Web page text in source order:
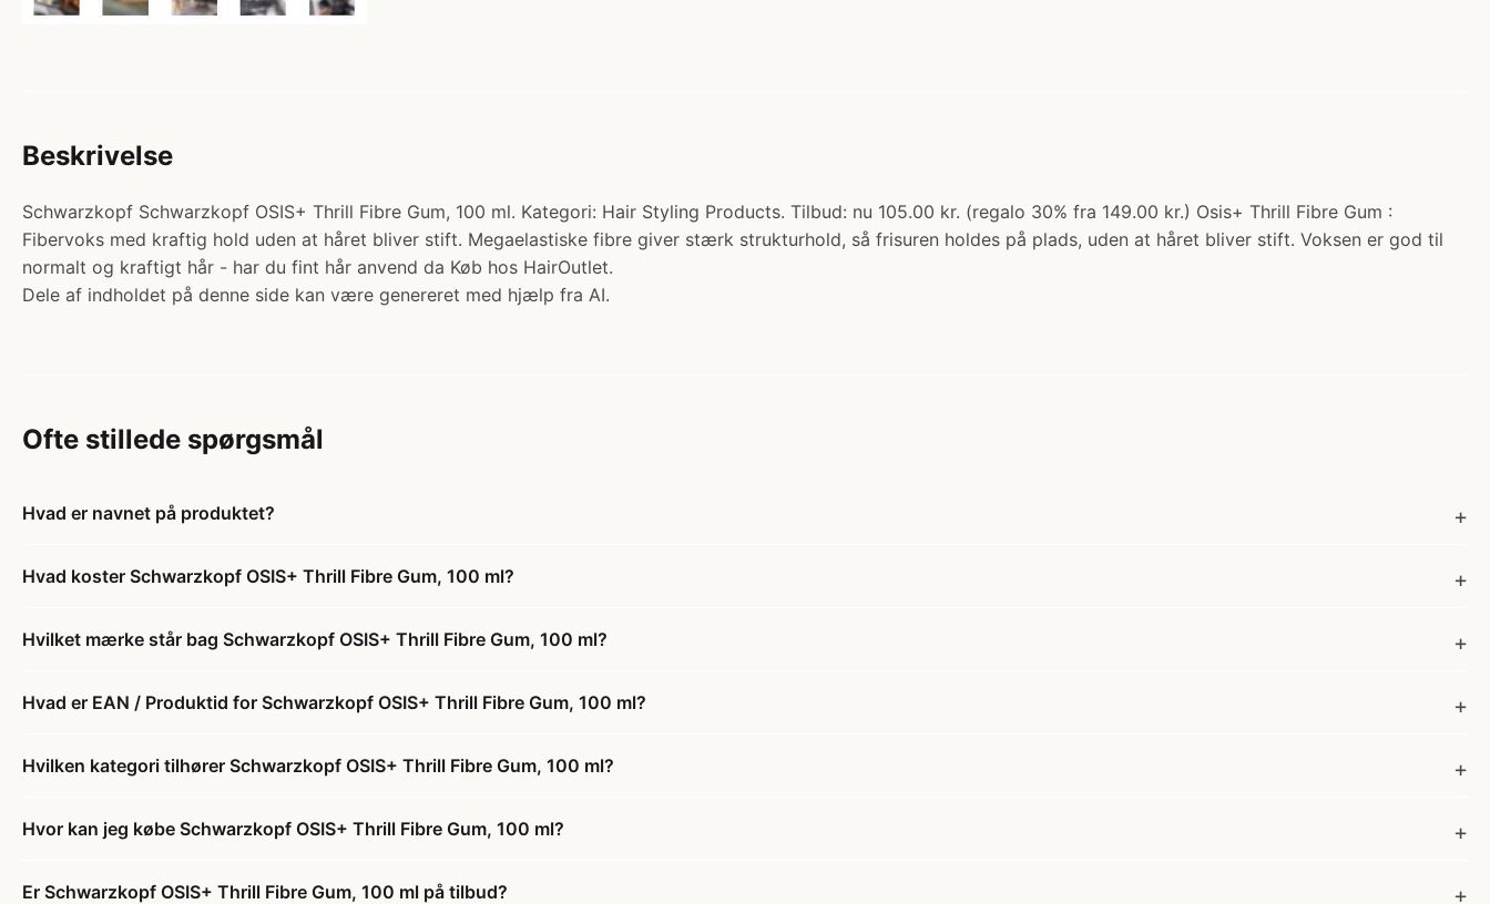
Beskrivelse
Schwarzkopf Schwarzkopf OSIS+ Thrill Fibre Gum, 100 ml. Kategori: Hair Styling Products. Tilbud: nu 105.00 kr. (regalo 30% fra 149.00 kr.) Osis+ Thrill Fibre Gum :
Fibervoks med kraftig hold uden at håret bliver stift. Megaelastiske fibre giver stærk strukturhold, så frisuren holdes på plads, uden at håret bliver stift. Voksen er god til
normalt og kraftigt hår - har du fint hår anvend da Køb hos HairOutlet.
Dele af indholdet på denne side kan være genereret med hjælp fra AI.
Ofte stillede spørgsmål
Hvad er navnet på produktet?
Hvad koster Schwarzkopf OSIS+ Thrill Fibre Gum, 100 ml?
Hvilket mærke står bag Schwarzkopf OSIS+ Thrill Fibre Gum, 100 ml?
Hvad er EAN / Produktid for Schwarzkopf OSIS+ Thrill Fibre Gum, 100 ml?
Hvilken kategori tilhører Schwarzkopf OSIS+ Thrill Fibre Gum, 100 ml?
Hvor kan jeg købe Schwarzkopf OSIS+ Thrill Fibre Gum, 100 ml?
Er Schwarzkopf OSIS+ Thrill Fibre Gum, 100 ml på tilbud?